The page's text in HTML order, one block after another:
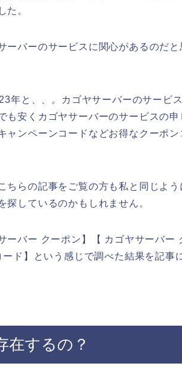
た。
ーバーのサービスに関心があるのだと
年と、、。カゴヤサーバーのサービ
も安くカゴヤサーバーのサービスの申
ャンペーンコードなどお得なクーポン
ちらの記事をご覧の方も私と同じよう
しているのかもしれません。
ーバー クーポン】【 カゴヤサーバー
ド】という感じで調べた結果を記事
在するの？